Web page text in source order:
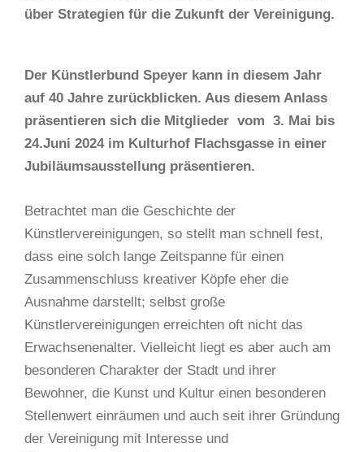
über Strategien für die Zukunft der Vereinigung.
Der Künstlerbund Speyer kann in diesem Jahr
auf 40 Jahre zurückblicken. Aus diesem Anlass
präsentieren sich die Mitglieder vom 3. Mai bis
24.Juni 2024 im Kulturhof Flachsgasse in einer
Jubiläumsausstellung präsentieren.
Betrachtet man die Geschichte der
Künstlervereinigungen, so stellt man schnell fest,
dass eine solch lange Zeitspanne für einen
Zusammenschluss kreativer Köpfe eher die
Ausnahme darstellt; selbst große
Künstlervereinigungen erreichten oft nicht das
Erwachsenenalter. Vielleicht liegt es aber auch am
besonderen Charakter der Stadt und ihrer
Bewohner, die Kunst und Kultur einen besonderen
Stellenwert einräumen und auch seit ihrer Gründung
der Vereinigung mit Interesse und